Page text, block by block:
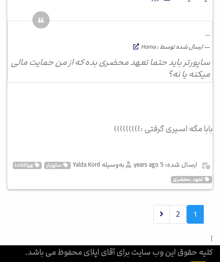
ارسال شده توسط : Homa
ساپورتر باید حتما تعهد محضری بده که از من حمایت مالی
میکنه یا نه؟
بابا مگه اسیری گرفتی :)))))))))
ارسال شده: 5 years ago به‌وسیله Yalda Kord ساپورتر ویزاکانادا
تعهد_محضری
1
2
|
کلیه حقوق این وب سایت برای آقای اپلای محفوظ می باشد.